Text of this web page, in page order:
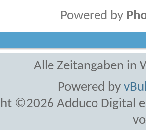
Powered by
Alle Zeitangaben in
Powered by
©2026 Adduco Digital